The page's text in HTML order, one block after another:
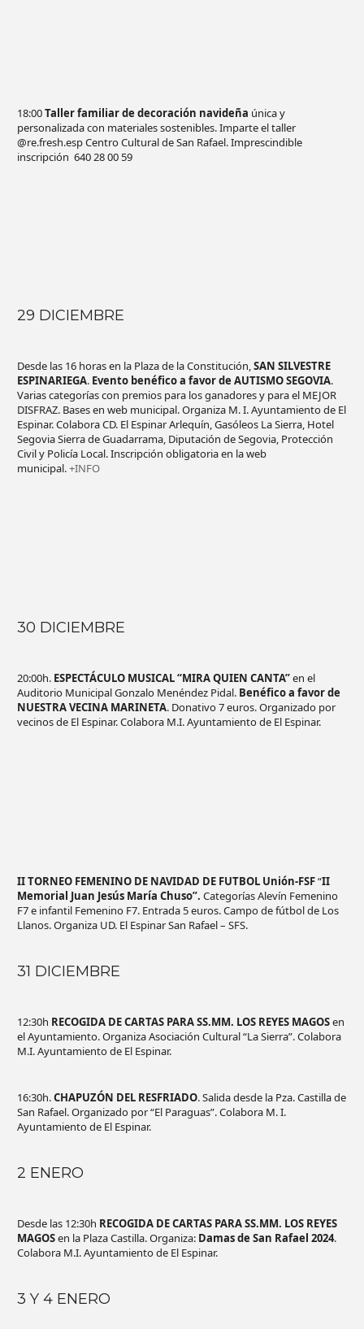
18:00Taller familiar de decoración navideña única y
personalizada con materiales sostenibles. Imparte el taller
@re.fresh.esp Centro Cultural de San Rafael. Imprescindible
inscripción 640 28 00 59
29 DICIEMBRE
Desde las 16 horas en la Plaza de la Constitución,SAN SILVESTRE
ESPINARIEGA. Evento benéfico a favor de AUTISMO SEGOVIA.
Varias categorías con premios para los ganadores y para el MEJOR
DISFRAZ. Bases en web municipal. Organiza M. I. Ayuntamiento de El
Espinar. Colabora CD. El Espinar Arlequín, Gasóleos La Sierra, Hotel
Segovia Sierra de Guadarrama, Diputación de Segovia, Protección
Civil y Policía Local. Inscripción obligatoria en la web
municipal.+INFO
30 DICIEMBRE
20:00h. ESPECTÁCULO MUSICAL “MIRA QUIEN CANTA”en el
Auditorio Municipal Gonzalo Menéndez Pidal. Benéfico a favor de
NUESTRA VECINA MARINETA. Donativo 7 euros. Organizado por
vecinos de El Espinar. Colabora M.I. Ayuntamiento de El Espinar.
II TORNEO FEMENINO DE NAVIDAD DE FUTBOL Unión-FSF“II
Memorial Juan Jesús María Chuso”. Categorías Alevín Femenino
F7 e infantil Femenino F7. Entrada 5 euros. Campo de fútbol de Los
Llanos. Organiza UD. El Espinar San Rafael – SFS.
31 DICIEMBRE
12:30h RECOGIDA DE CARTAS PARA SS.MM. LOS REYES MAGOSen
el Ayuntamiento. Organiza Asociación Cultural “La Sierra”. Colabora
M.I. Ayuntamiento de El Espinar.
16:30h.CHAPUZÓN DEL RESFRIADO. Salida desde la Pza. Castilla de
San Rafael. Organizado por “El Paraguas”. Colabora M. I.
Ayuntamiento de El Espinar.
2 ENERO
Desde las 12:30h RECOGIDA DE CARTAS PARA SS.MM. LOS REYES
MAGOSen la Plaza Castilla. Organiza: Damas de San Rafael 2024.
Colabora M.I. Ayuntamiento de El Espinar.
3 Y 4 ENERO